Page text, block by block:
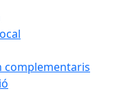
complementaris